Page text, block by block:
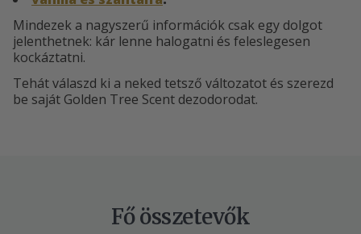
Mindezek a nagyszerű információk csak egy dolgot
jelenthetnek: kár lenne halogatni és feleslegesen
kockáztatni.
Tehát válaszd ki a neked tetsző változatot és szerezd
be saját Golden Tree Scent dezodorodat.
Fő összetevők